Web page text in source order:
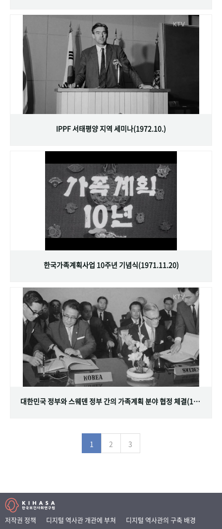
IPPF 서태평양 지역 세미나(1972.10.)
한국가족계획사업 10주년 기념식(1971.11.20)
대한민국 정부와 스웨덴 정부 간의 가족계획 분야 협정 체결(1968.07.12)
1 2 3
저작권 정책 디지털 역사관 개관에 부쳐
디지털 역사관의 구축 배경